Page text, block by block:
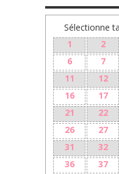
Sélectionne
1
2
6
7
11
12
16
17
21
22
26
27
31
32
36
37